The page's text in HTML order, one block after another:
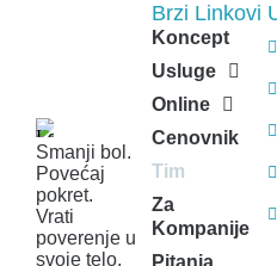
Smanji bol.
Povećaj
pokret.
Vrati
poverenje u
svoje telo.
Brzi Linkovi
Koncept
Usluge
Online
Cenovnik
Tim
Za
Kompanije